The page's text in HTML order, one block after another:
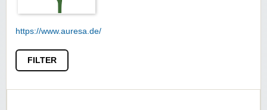
https://www.auresa.de/
FILTER